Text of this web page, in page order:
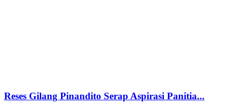
Reses Gilang Pinandito Serap Aspirasi Panitia...